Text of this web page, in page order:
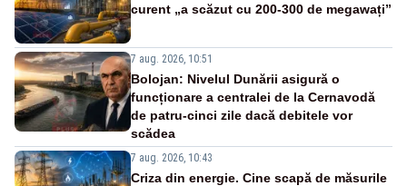
curent „a scăzut cu 200-300 de megawați”
7 aug. 2026, 10:51
Bolojan: Nivelul Dunării asigură o
funcționare a centralei de la Cernavodă
de patru-cinci zile dacă debitele vor
scădea
7 aug. 2026, 10:43
Criza din energie. Cine scapă de măsurile